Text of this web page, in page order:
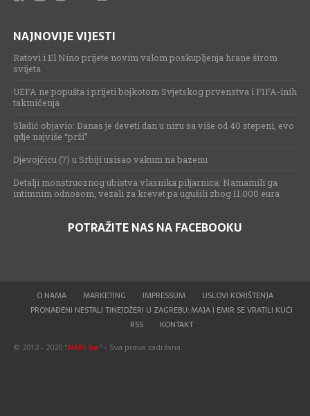
NAJNOVIJE VIJESTI
Ratovi i El Nino prijete novim valom poskupljenja hrane širom
svijeta
UEFA ne popušta i prijeti bojkotom Svjetskog prvenstva i FIFA-inih
takmičenja
Sladić objavio: Danas je deveti dan u nizu sa više od 40 stepeni, evo
gdje najviše “prži”
Djevojčicu (7) u Srbiji usisao vakum na bazenu
Detalji monstruoznog ubistva vlasnika piljarnica: Namamili ga
intimnim odnosom, vezali za krevet pa ugušili zbog 11.000 eura
POTRAŽITE NAS NA FACEBOOKU
O NAMA MARKETING IMPRESSUM
USLOVI KORIŠTENJA
PRONAĐENI NESTALI TINEJDŽERI U ZAGREBU: MAJA I EMIR SE VRATILI KUĆI
RSS
KONTAKT
© 2012 - 2020 "NMS.ba" - Sva prava zadržana.